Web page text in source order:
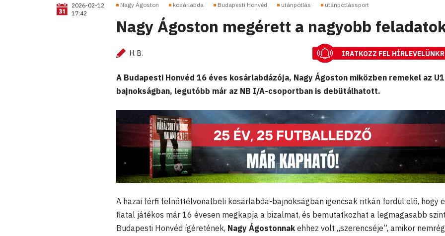
2026-02-12
17:42
Nagy Ágoston kosárlabda Budapesti Honvéd utánpótlás utánpótlássport
Nagy Ágoston megérett a nagyobb
H. B. IRATKOZZ FEL
A Budapesti Honvéd 16 éves kosárlabdázója, Nagy Ágoston miközben remekel az
bajnokságban, legutóbb már az NB I/A-csoportban is debütálhatott.
A hazai férfi felnőttélvonalbeli kosárlabda-bajnokságban igencsak ritkán fordul elő, hogy
fiatal játékos már 16 évesen megkapja a bizalmat, és bemutatkozhat a legmagasabb
Budapesti Honvéd ígéretének, Nagy Ágostonnak ehhez volt „szerencséje”, amikor